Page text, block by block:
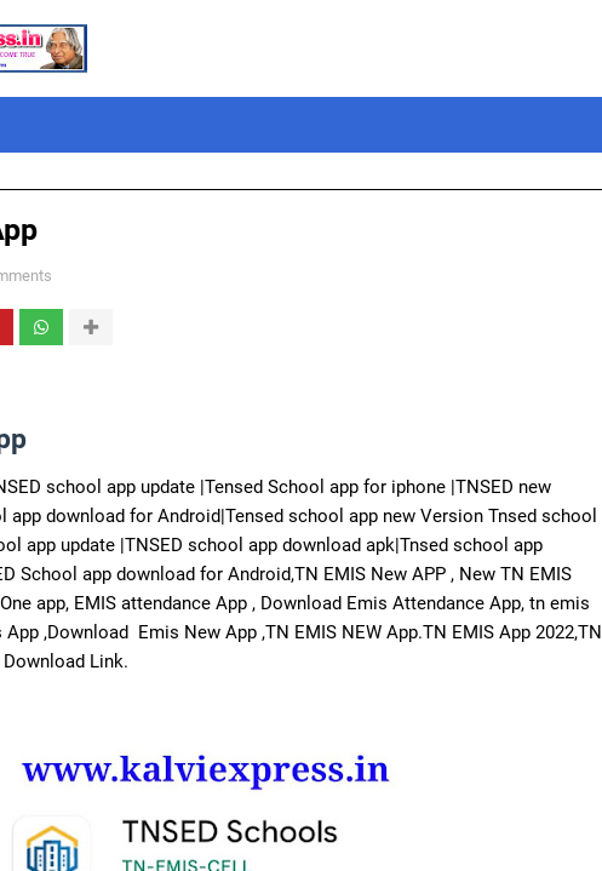
school app update |Tensed School app for iphone |TNSED new
app download for Android|Tensed school app new Version Tnsed school
app update |TNSED school app download apk|Tnsed school app
School app download for Android,TN EMIS New APP , New TN EMIS
app, EMIS attendance App , Download Emis Attendance App, tn emis
,Download Emis New App ,TN EMIS NEW App.TN EMIS App 2022,TN
Link.